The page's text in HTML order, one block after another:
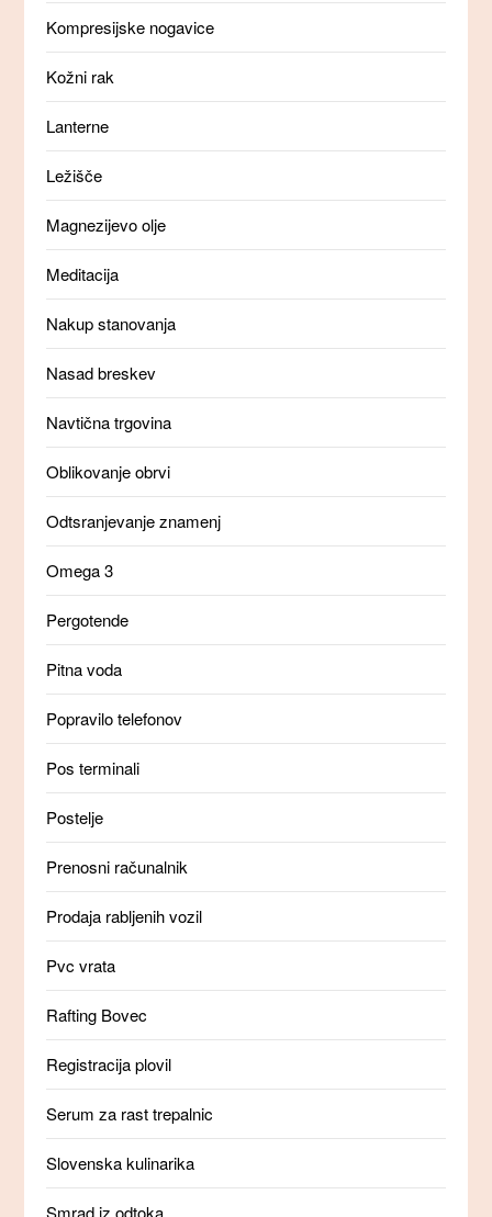
Kompresijske nogavice
Kožni rak
Lanterne
Ležišče
Magnezijevo olje
Meditacija
Nakup stanovanja
Nasad breskev
Navtična trgovina
Oblikovanje obrvi
Odtsranjevanje znamenj
Omega 3
Pergotende
Pitna voda
Popravilo telefonov
Pos terminali
Postelje
Prenosni računalnik
Prodaja rabljenih vozil
Pvc vrata
Rafting Bovec
Registracija plovil
Serum za rast trepalnic
Slovenska kulinarika
Smrad iz odtoka